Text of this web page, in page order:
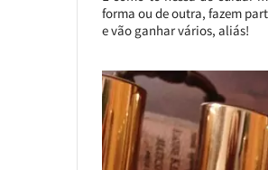
forma ou de outra, fazem
e vão ganhar vários, aliás!